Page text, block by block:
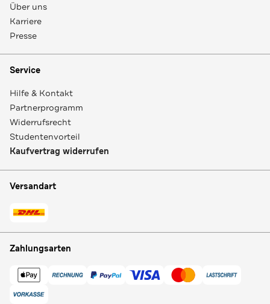
Über uns
Karriere
Presse
Service
Hilfe & Kontakt
Partnerprogramm
Widerrufsrecht
Studentenvorteil
Kaufvertrag widerrufen
Versandart
Zahlungsarten